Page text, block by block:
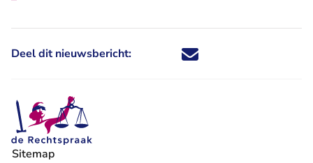
Deel dit nieuwsbericht: Deel dit nieuwsbericht via X -
Deel dit nieuwsbericht via
Deel dit nieuwsbericht
Deel dit
Sitemap